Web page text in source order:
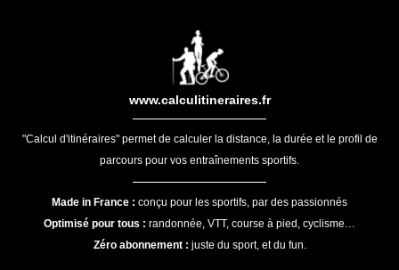
www.calculitineraires.fr
"Calcul d'itinéraires" permet de calculer la distance, la durée et le profil de
parcours pour vos entraînements sportifs.
Made in France : conçu pour les sportifs, par des passionnés
Optimisé pour tous : randonnée, VTT, course à pied, cyclisme…
Zéro abonnement : juste du sport, et du fun.